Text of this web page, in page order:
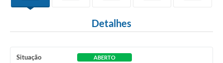
Detalhes
Situação ABERTO